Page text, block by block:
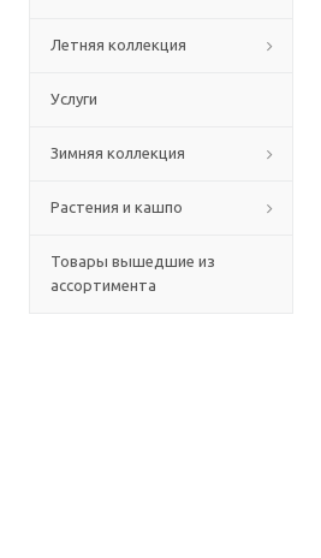
Летняя коллекция
Услуги
Зимняя коллекция
Растения и кашпо
Товары вышедшие из
ассортимента